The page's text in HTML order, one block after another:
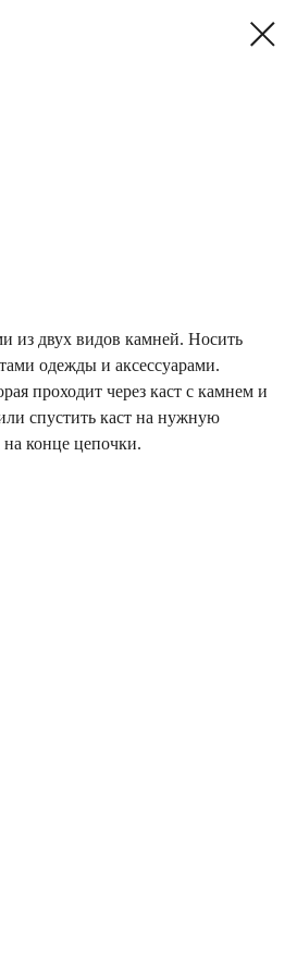
из двух видов камней. Носить
одежды и аксессуарами.
проходит через каст с камнем и
спустить каст на нужную
конце цепочки.